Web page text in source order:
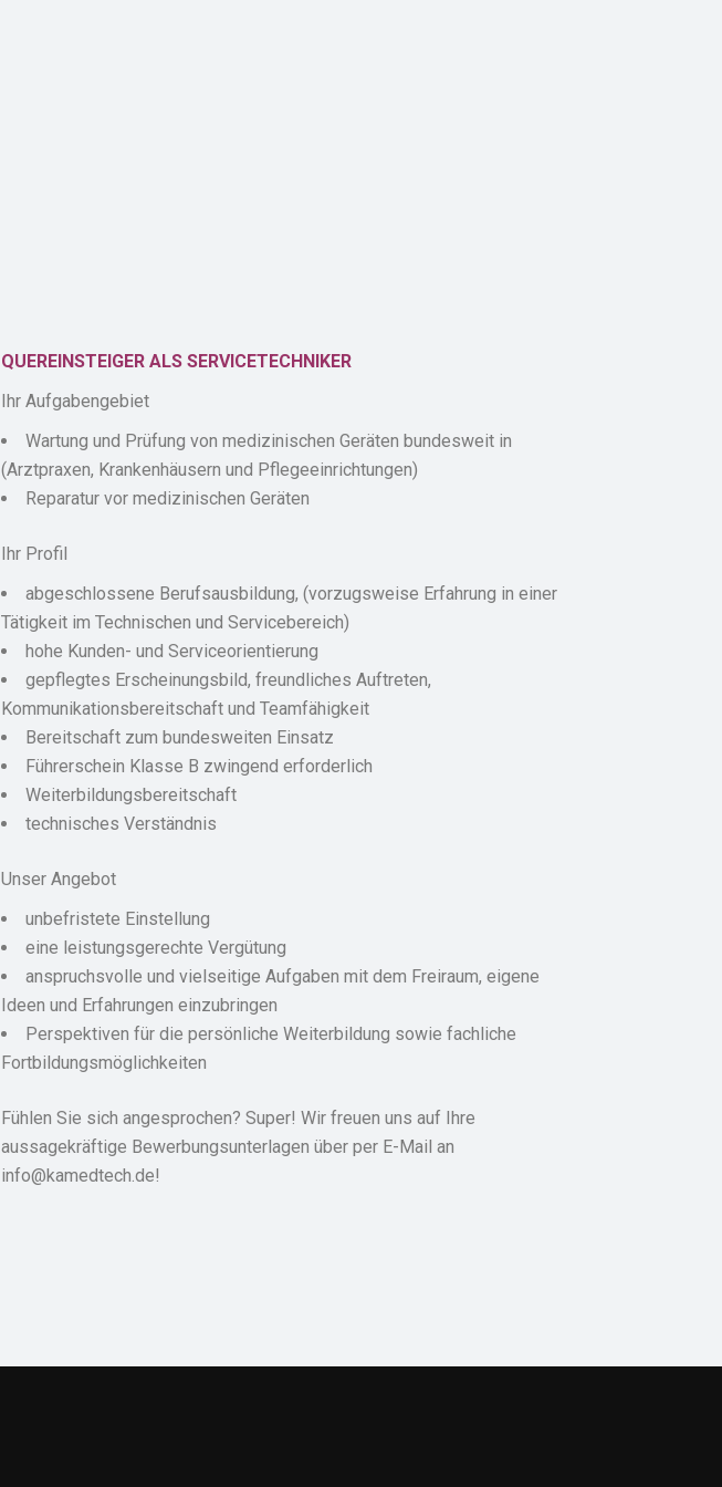
QUEREINSTEIGER ALS SERVICETECHNIKER
Ihr Aufgabengebiet
Wartung und Prüfung von medizinischen Geräten bundesweit in
(Arztpraxen, Krankenhäusern und Pflegeeinrichtungen)
Reparatur vor medizinischen Geräten
Ihr Profil
abgeschlossene Berufsausbildung, (vorzugsweise Erfahrung in einer
Tätigkeit im Technischen und Servicebereich)
hohe Kunden- und Serviceorientierung
gepflegtes Erscheinungsbild, freundliches Auftreten,
Kommunikationsbereitschaft und Teamfähigkeit
Bereitschaft zum bundesweiten Einsatz
Führerschein Klasse B zwingend erforderlich
Weiterbildungsbereitschaft
technisches Verständnis
Unser Angebot
unbefristete Einstellung
eine leistungsgerechte Vergütung
anspruchsvolle und vielseitige Aufgaben mit dem Freiraum, eigene
Ideen und Erfahrungen einzubringen
Perspektiven für die persönliche Weiterbildung sowie fachliche
Fortbildungsmöglichkeiten
Fühlen Sie sich angesprochen? Super! Wir freuen uns auf Ihre
aussagekräftige Bewerbungsunterlagen über per E-Mail an
info@kamedtech.de!